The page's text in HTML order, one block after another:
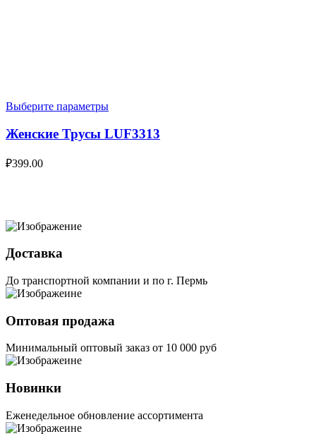
Выберите параметры
Женские Трусы LUF3313
₽399.00
Доставка
До транспортной компании и по г. Пермь
Оптовая продажа
Минимальный оптовый заказ от 10 000 руб
Новинки
Еженедельное обновление ассортимента